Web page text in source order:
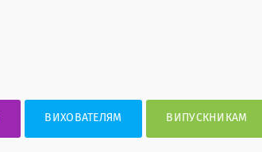
ВИХОВАТЕЛЯМ ВИПУСКНИКАМ